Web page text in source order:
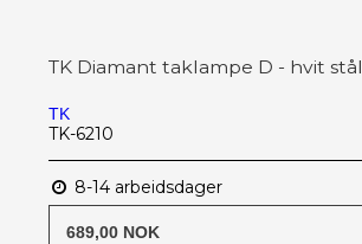
TK Diamant taklampe D - hvit stål
TK
TK-6210
8-14 arbeidsdager
689,00 NOK